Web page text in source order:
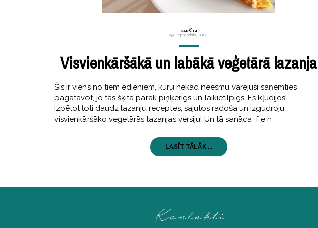
GARŠĪGI
29 Septembris, 2017
Visvienkāršākā un labākā veģetārā lazanja
Šis ir viens no tiem ēdieniem, kuru nekad neesmu varējusi saņemties
pagatavot, jo tas šķita pārāk piņķerīgs un laikietilpīgs. Es kļūdījos!
Izpētot ļoti daudz lazanju receptes, sajutos radoša un izgudroju
visvienkāršāko veģetārās lazanjas versiju! Un tā sanāca f e n
LASĪT TĀLĀK ...
Kontakti